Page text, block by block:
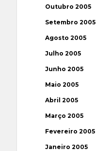
Outubro 2005
Setembro 2005
Agosto 2005
Julho 2005
Junho 2005
Maio 2005
Abril 2005
Março 2005
Fevereiro 2005
Janeiro 2005